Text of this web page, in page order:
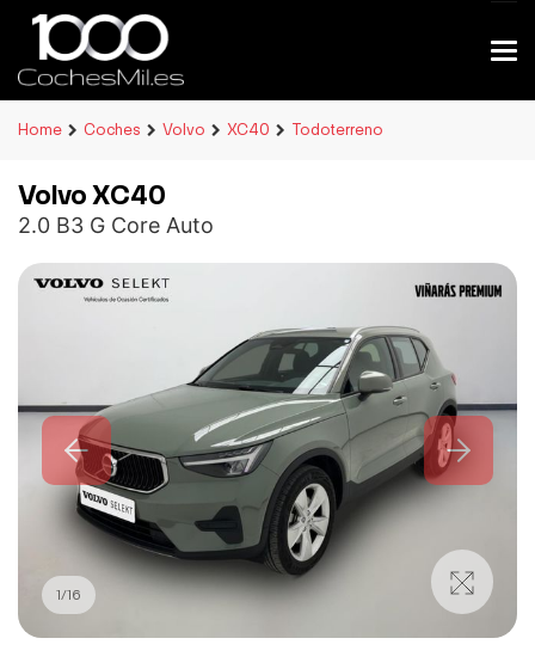
Home Coches Volvo XC40 Todoterreno
Volvo XC40
2.0 B3 G Core Auto
1/16